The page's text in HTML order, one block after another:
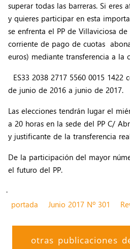
superar todas las barreras. Si eres
y quieres participar en esta
se enfrenta el PP de Villaviciosa
corriente de pago de cuotas
euros) mediante transferencia a la
ES33 2038 2717 5560 0015 1422
de junio de 2016 a junio de 2017.
Las elecciones tendrán lugar el
a 20 horas en la sede del PP C/
y justificante de la transferencia
De la participación del mayor
el futuro del PP.
.
portada
Junio 2017 Nº 301
otras publicaciones